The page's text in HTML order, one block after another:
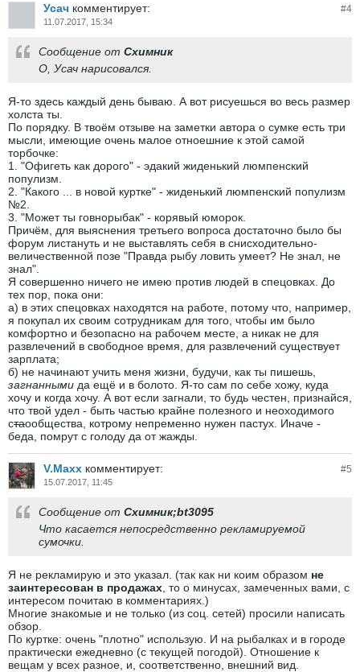
#4
Усач комментирует:
11.07.2017, 15:34
Сообщение от Схимник
О, Усач нарисовался.
Я-то здесь каждый день бываю. А вот рисуешься во весь размер
холста ты.
По порядку. В твоём отзыве на заметки автора о сумке есть три
мысли, имеющие очень малое отноешние к этой самой
торбочке:
1. "Офигеть как дорого" - эдакий жиденький люмпенский
популизм.
2. "Какого ... в новой куртке" - жиденький люмпенский популизм
№2.
3. "Может ты гoвнорыбак" - корявый юморок.
Причём, для выяснения третьего вопроса достаточно было бы
форум листануть и не выставлять себя в снисходительно-
величественной позе "Правда рыбу ловить умеет? Не знал, не
знал".
Я совершенно ничего не имею против людей в спецовках. До
тех пор, пока они:
а) в этих спецовках находятся на работе, потому что, например,
я покупал их своим сотрудникам для того, чтобы им было
комфортно и безопасно на рабочем месте, а никак не для
развлечений в свободное время, для развлечений существует
зарплата;
б) не начинают учить меня жизни, будучи, как ты пишешь,
загнанными да ещё и в болото. Я-то сам по себе хожу, куда
хочу и когда хочу. А вот если загнали, то будь честен, признайся,
что твой удел - быть частью крайне полезного и неоходимого
стаообщества, котрому непременно нужен пастух. Иначе -
беда, помрут с голоду да от жажды.
#5
V.Maxx комментирует:
15.07.2017, 11:45
Сообщение от Схимник;bt3095
Что касается непосредственно рекламируемой
сумочки.
Я не рекламирую и это указал. (так как ни коим образом не
заинтересован в продажах , то о минусах, замеченных вами, с
интересом почитаю в комментариях.)
Многие знакомые и не только (из соц. сетей) просили написать
обзор.
По куртке: очень "плотно" использую. И на рыбалках и в городе
практически ежедневно (с текущей погодой). Отношение к
вещам у всех разное, и, соответственно, внешний вид.